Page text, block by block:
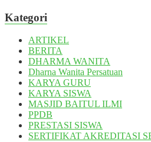
Kategori
ARTIKEL
BERITA
DHARMA WANITA
Dharna Wanita Persatuan
KARYA GURU
KARYA SISWA
MASJID BAITUL ILMI
PPDB
PRESTASI SISWA
SERTIFIKAT AKREDITASI